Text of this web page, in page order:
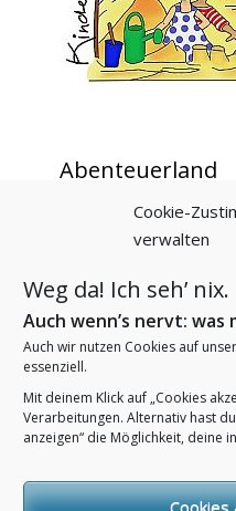
Cookie-
verwalten
Weg da! Ich seh’ nix.
Auch wenn’s nervt: was
Auch wir nutzen Cookies auf
essenziell.
Mit deinem Klick auf „Cookies
Verarbeitungen. Alternativ hast
anzeigen“ die Möglichkeit, deine
Abenteuerland
Startseite
Aktuelles – Berichte
Angebote für Kinder
Angebote für Familien
Das fördern wir
Unsere Öffnungszeiten
Termine im
Bilder
Kooperationspartner